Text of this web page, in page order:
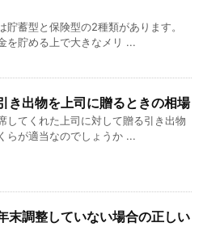
貯蓄型と保険型の2種類があります。
を貯める上で大きなメリ ...
き出物を上司に贈るときの相場
してくれた上司に対して贈る引き出物
らが適当なのでしょうか ...
末調整していない場合の正しい